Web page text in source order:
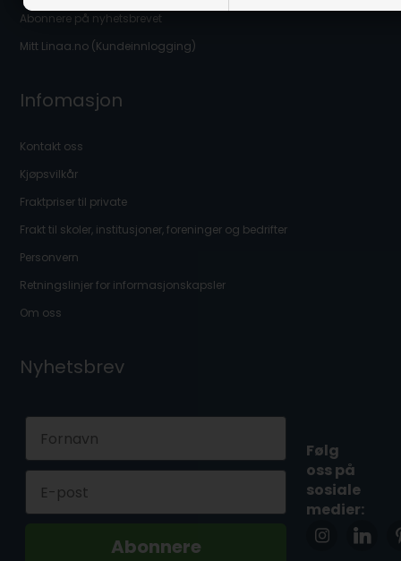
Abonnere på nyhetsbrevet
Mitt Linaa.no (Kundeinnlogging)
Infomasjon
Kontakt oss
Kjøpsvilkår
Fraktpriser til private
Frakt til skoler, institusjoner, foreninger og bedrifter
Personvern
Retningslinjer for informasjonskapsler
Om oss
Nyhetsbrev
Abonnere
Følg
oss på
sosiale
medier: